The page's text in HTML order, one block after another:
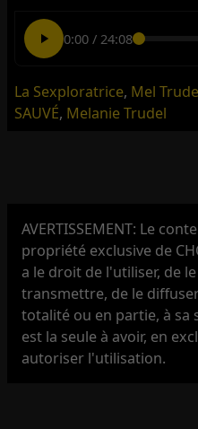
0:00/ 24:08
La Sexploratrice, Mel
SAUVÉ, Melanie Trudel
AVERTISSEMENT: Le
propriété exclusive de
a le droit de l'utiliser, de
transmettre, de le
totalité ou en partie, à sa
est la seule à avoir, en
autoriser l'utilisation.